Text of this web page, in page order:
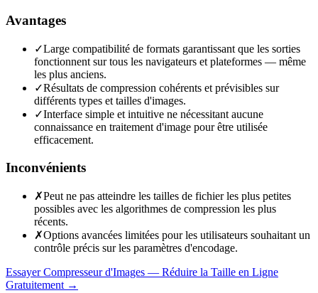
Avantages
✓Large compatibilité de formats garantissant que les sorties
fonctionnent sur tous les navigateurs et plateformes — même
les plus anciens.
✓Résultats de compression cohérents et prévisibles sur
différents types et tailles d'images.
✓Interface simple et intuitive ne nécessitant aucune
connaissance en traitement d'image pour être utilisée
efficacement.
Inconvénients
✗Peut ne pas atteindre les tailles de fichier les plus petites
possibles avec les algorithmes de compression les plus
récents.
✗Options avancées limitées pour les utilisateurs souhaitant un
contrôle précis sur les paramètres d'encodage.
Essayer Compresseur d'Images — Réduire la Taille en Ligne
Gratuitement →